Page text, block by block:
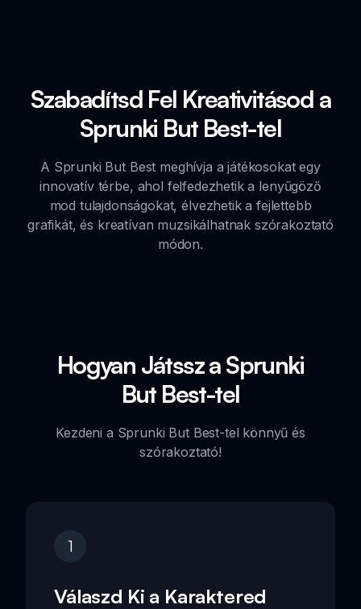
Szabadítsd Fel Kreativitásod a
Sprunki But Best-tel
A Sprunki But Best meghívja a játékosokat egy
innovatív térbe, ahol felfedezhetik a lenyűgöző
mod tulajdonságokat, élvezhetik a fejlettebb
grafikát, és kreatívan muzsikálhatnak szórakoztató
módon.
Hogyan Játssz a Sprunki
But Best-tel
Kezdeni a Sprunki But Best-tel könnyű és
szórakoztató!
1
Válaszd Ki a Karaktered